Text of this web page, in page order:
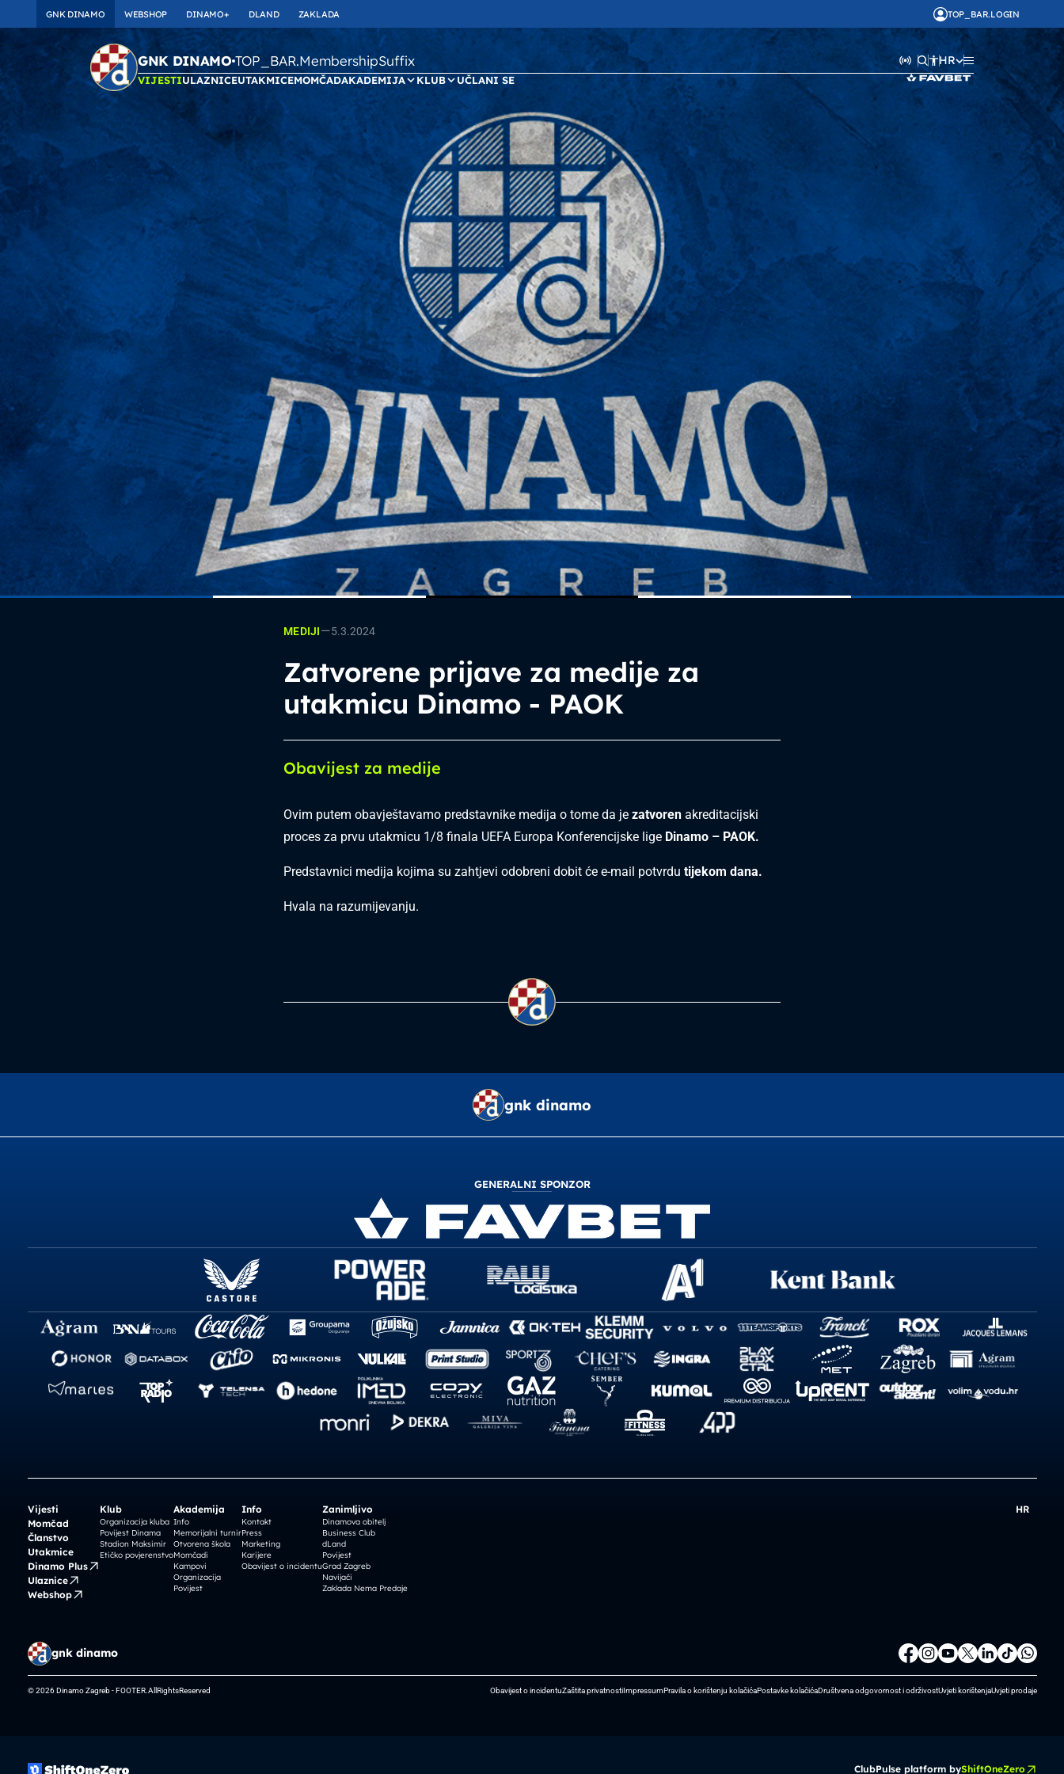
GNK DINAMO WEBSHOP DINAMO+ DLAND ZAKLADA TOP_BAR.LOGIN
GNK DINAMO TOP_BAR.MembershipSuffix HR
VIJESTIULAZNICEUTAKMICEMOMČADAKADEMIJA KLUB UČLANI SE
MEDIJI—5.3.2024
Zatvorene prijave za medije za
utakmicu Dinamo - PAOK
Obavijest za medije
Ovim putem obavještavamo predstavnike medija o tome da je zatvoren akreditacijski
proces za prvu utakmicu 1/8 finala UEFA Europa Konferencijske lige Dinamo – PAOK.
Predstavnici medija kojima su zahtjevi odobreni dobit će e-mail potvrdu tijekom dana.
Hvala na razumijevanju.
gnk dinamo
GENERALNI SPONZOR
Vijesti
Momčad
Članstvo
Utakmice
Dinamo Plus
Ulaznice
Webshop
Klub
Organizacija kluba
Povijest Dinama
Stadion Maksimir
Etičko povjerenstvo
Akademija
Info
Memorijalni turnir
Otvorena škola
Momčadi
Kampovi
Organizacija
Povijest
Info
Kontakt
Press
Marketing
Karijere
Obavijest o incidentu
Zanimljivo
Dinamova obitelj
Business Club
dLand
Povijest
Grad Zagreb
Navijači
Zaklada Nema Predaje
HR
gnk dinamo
© 2026 Dinamo Zagreb - FOOTER.AllRightsReserved Obavijest o incidentuZaštita privatnostiImpressumPravila o korištenju kolačićaPostavke kolačićaDruštvena odgovornost i održivostUvjeti korištenjaUvjeti prodaje
ClubPulse platform byShiftOneZero